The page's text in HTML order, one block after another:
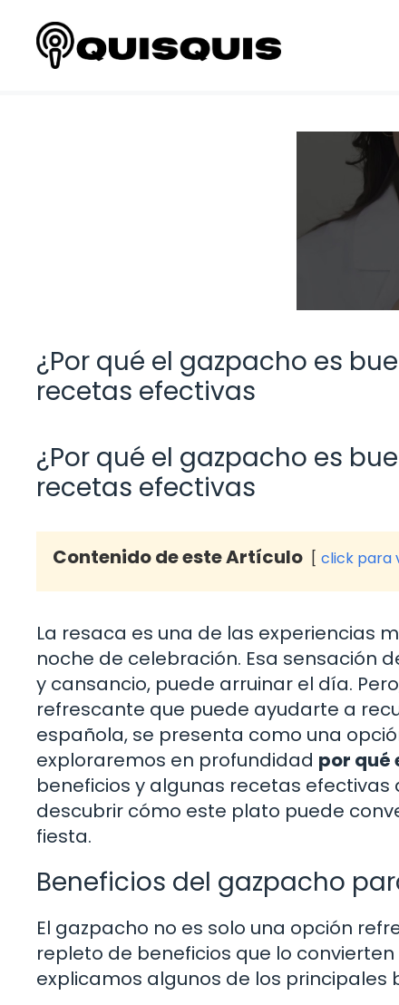
contenido
¿Por qué el gazpacho es
recetas efectivas
¿Por qué el gazpacho es
recetas efectivas
Contenido de este Artículo click para
La resaca es una de las experiencias
noche de celebración. Esa sensación
y cansancio, puede arruinar el día.
refrescante que puede ayudarte a
española, se presenta como una
exploraremos en profundidad por qué
beneficios y algunas recetas
descubrir cómo este plato puede
fiesta.
Beneficios del gazpacho
El gazpacho no es solo una opción
repleto de beneficios que lo
explicamos algunos de los principales